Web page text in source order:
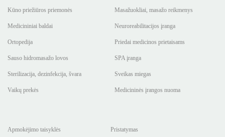
Kūno priežiūros priemonės Masažuokliai, masažo reikmenys
Medicininiai baldai Neuroreabilitacijos įranga
Ortopedija Priedai medicinos prietaisams
Sauso hidromasažo lovos SPA įranga
Sterilizacija, dezinfekcija, švara Sveikas miegas
Vaikų prekės Medicininės įrangos nuoma
Apmokėjimo taisyklės Pristatymas